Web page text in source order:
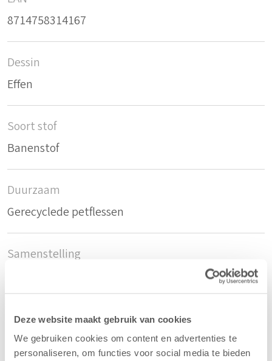
Deze website maakt gebruik van cookies
We gebruiken cookies om content en advertenties te
personaliseren, om functies voor social media te bieden
8714758314167
Dessin
Effen
Soort stof
Banenstof
Duurzaam
Gerecyclede petflessen
Samenstelling
Kleur
Champagne - 12